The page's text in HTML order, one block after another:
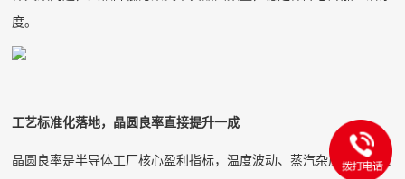
度。
工艺标准化落地，晶圆良率直接提升一成
晶圆良率是半导体工厂核心盈利指标，温度波动、蒸汽杂质是拉低良